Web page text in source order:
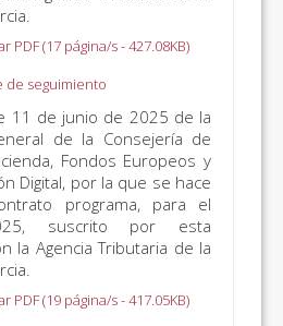
PDF (17 página/s - 427.08KB)
de seguimiento
11 de junio de 2025 de la
de la Consejería de
Fondos Europeos y
Digital, por la que se hace
programa, para el
suscrito por esta
la Agencia Tributaria de la
PDF (19 página/s - 417.05KB)